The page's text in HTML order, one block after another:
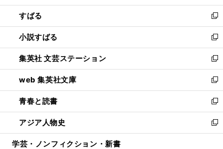
開
く
ウ
で
開
く
ン
ド
ウ
で
開
く
すばる
新
し
い
ウ
ィ
ン
ド
ウ
で
開
く
小説すばる
新
し
い
ウ
ィ
ン
ド
ウ
で
開
集英社 文芸ステーション
新
し
い
ウ
ィ
ン
ド
ウ
web 集英社文庫
新
し
い
ウ
ィ
ン
青春と読書
新
し
い
ウ
アジア人物史
新
し
学芸・ノンフィクション・新書